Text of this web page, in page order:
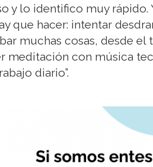
y lo identifico muy rápido.
que hacer: intentar
muchas cosas, desde el
meditación con música
diario”.